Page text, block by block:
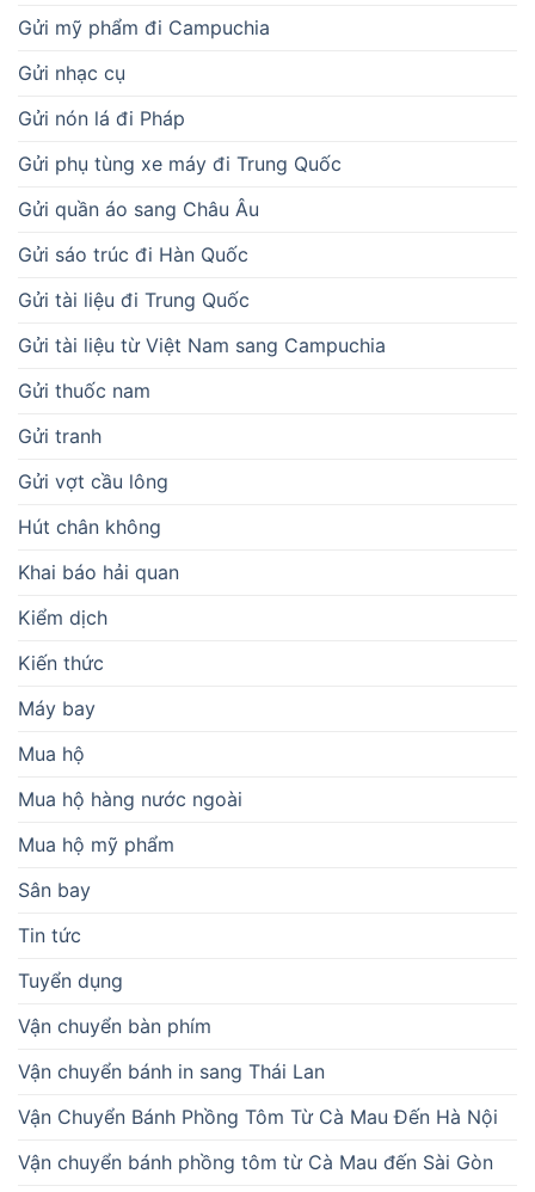
Gửi mỹ phẩm đi Campuchia
Gửi nhạc cụ
Gửi nón lá đi Pháp
Gửi phụ tùng xe máy đi Trung Quốc
Gửi quần áo sang Châu Âu
Gửi sáo trúc đi Hàn Quốc
Gửi tài liệu đi Trung Quốc
Gửi tài liệu từ Việt Nam sang Campuchia
Gửi thuốc nam
Gửi tranh
Gửi vợt cầu lông
Hút chân không
Khai báo hải quan
Kiểm dịch
Kiến thức
Máy bay
Mua hộ
Mua hộ hàng nước ngoài
Mua hộ mỹ phẩm
Sân bay
Tin tức
Tuyển dụng
Vận chuyển bàn phím
Vận chuyển bánh in sang Thái Lan
Vận Chuyển Bánh Phồng Tôm Từ Cà Mau Đến Hà Nội
Vận chuyển bánh phồng tôm từ Cà Mau đến Sài Gòn